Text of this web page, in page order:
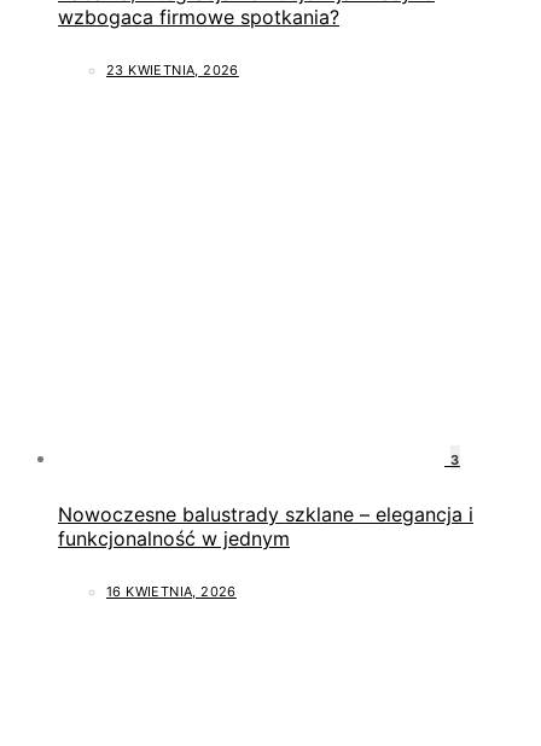
wzbogaca firmowe spotkania?
23 KWIETNIA, 2026
3
Nowoczesne balustrady szklane – elegancja i
funkcjonalność w jednym
16 KWIETNIA, 2026